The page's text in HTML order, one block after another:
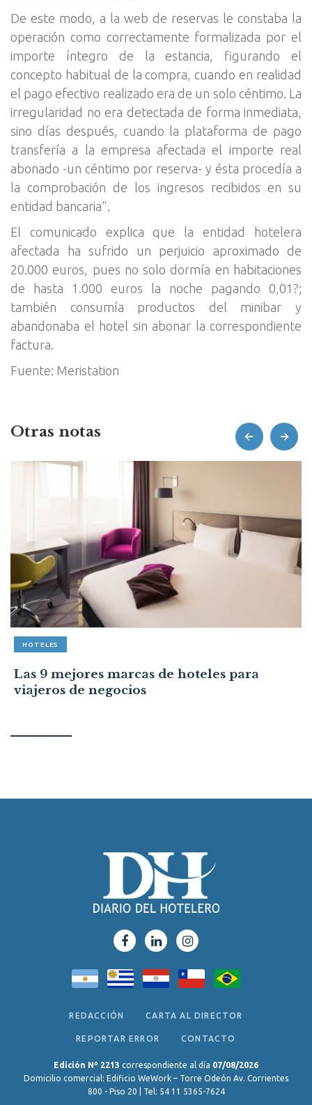
De este modo, a la web de reservas le constaba la
operación como correctamente formalizada por el
importe íntegro de la estancia, figurando el
concepto habitual de la compra, cuando en realidad
el pago efectivo realizado era de un solo céntimo. La
irregularidad no era detectada de forma inmediata,
sino días después, cuando la plataforma de pago
transfería a la empresa afectada el importe real
abonado -un céntimo por reserva- y ésta procedía a
la comprobación de los ingresos recibidos en su
entidad bancaria".
El comunicado explica que la entidad hotelera
afectada ha sufrido un perjuicio aproximado de
20.000 euros, pues no solo dormía en habitaciones
de hasta 1.000 euros la noche pagando 0,01?;
también consumía productos del minibar y
abandonaba el hotel sin abonar la correspondiente
factura.
Fuente: Meristation
Otras notas
HOTELES
Las 9 mejores marcas de hoteles para
viajeros de negocios
prev next
REDACCIÓN CARTA AL DIRECTOR
REPORTAR ERROR CONTACTO
Edición Nº 2213 correspondiente al día 07/08/2026
Domicilio comercial: Edificio WeWork – Torre Odeón Av. Corrientes
800 - Piso 20 | Tel: 54 11 5365-7624